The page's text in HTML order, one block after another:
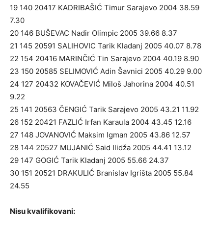
19 140 20417 KADRIBAŠIĆ Timur Sarajevo 2004 38.59
7.30
20 146 BUŠEVAC Nadir Olimpic 2005 39.66 8.37
21 145 20591 SALIHOVIC Tarik Kladanj 2005 40.07 8.78
22 154 20416 MARINČIĆ Tin Sarajevo 2004 40.19 8.90
23 150 20585 SELIMOVIĆ Adin Šavnici 2005 40.29 9.00
24 127 20432 KOVAČEVIĆ Miloš Jahorina 2004 40.51
9.22
25 141 20563 ČENGIĆ Tarik Sarajevo 2005 43.21 11.92
26 152 20421 FAZLIĆ Irfan Karaula 2004 43.45 12.16
27 148 JOVANOVIĆ Maksim Igman 2005 43.86 12.57
28 144 20527 MUJANIĆ Said Ilidža 2005 44.41 13.12
29 147 GOGIĆ Tarik Kladanj 2005 55.66 24.37
30 151 20521 DRAKULIĆ Branislav Igrišta 2005 55.84
24.55
Nisu kvalifikovani: